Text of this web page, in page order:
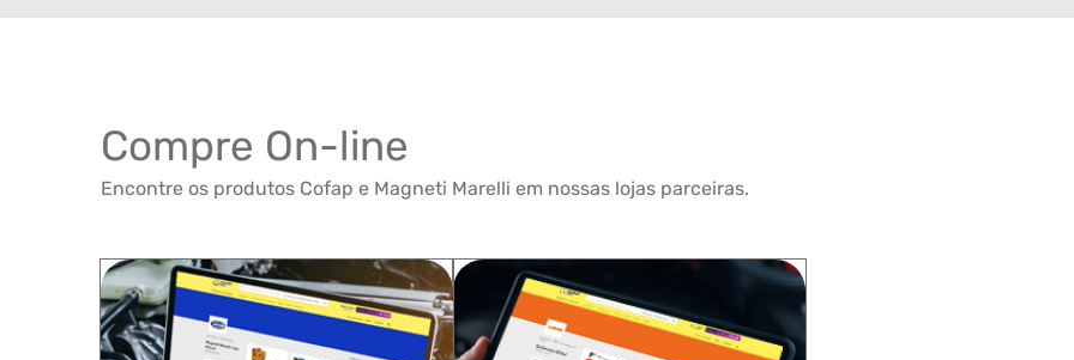
Compre On-line
Encontre os produtos Cofap e Magneti Marelli em nossas lojas parceiras.